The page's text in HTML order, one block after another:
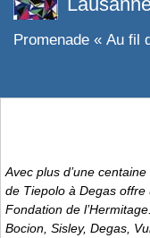
Promenade « Au fil
Avec plus d’une
de Tiepolo à Degas offre
Fondation de
Bocion, Sisley, Degas,